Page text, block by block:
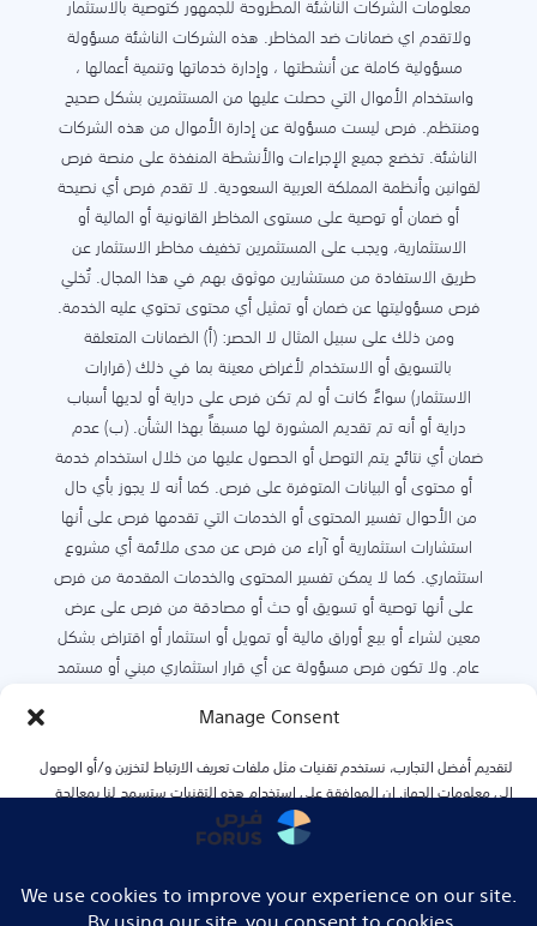
Manage Consent
لتقديم أفضل التجارب، نستخدم تقنيات مثل ملفات تعريف الارتباط لتخزين و/أو الوصول
إلى معلومات الجهاز. إن الموافقة على استخدام هذه التقنيات ستسمح لنا بمعالجة
البيانات مثل سلوك التصفح أو المعرّفات الفريدة على هذا الموقع. عدم الموافقة أو
سحب الموافقة قد يؤثر سلبًا على بعض الميزات والوظائف
Accept
معلومات الشركات الناشئة المطروحة للجمهور كتوصية بالاستثمار
ولاتقدم اي ضمانات ضد المخاطر. هذه الشركات الناشئة مسؤولة
مسؤولية كاملة عن أنشطتها ، وإدارة خدماتها وتنمية أعمالها ،
واستخدام الأموال التي حصلت عليها من المستثمرين بشكل صحيح
ومنتظم. فرص ليست مسؤولة عن إدارة الأموال من هذه الشركات
الناشئة. تخضع جميع الإجراءات والأنشطة المنفذة على منصة فرص
لقوانين وأنظمة المملكة العربية السعودية. لا تقدم فرص أي نصيحة
أو ضمان أو توصية على مستوى المخاطر القانونية أو المالية أو
الاستثمارية، ويجب على المستثمرين تخفيف مخاطر الاستثمار عن
طريق الاستفادة من مستشارين موثوق بهم في هذا المجال. تُخلي
فرص مسؤوليتها عن ضمان أو تمثيل أي محتوى تحتوي عليه الخدمة.
ومن ذلك على سبيل المثال لا الحصر: (أ) الضمانات المتعلقة
بالتسويق أو الاستخدام لأغراض معينة بما في ذلك (قرارات
الاستثمار) سواءً كانت أو لم تكن فرص على دراية أو لديها أسباب
دراية أو أنه تم تقديم المشورة لها مسبقاً بهذا الشأن. (ب) عدم
ضمان أي نتائج يتم التوصل أو الحصول عليها من خلال استخدام خدمة
أو محتوى أو البيانات المتوفرة على فرص. كما أنه لا يجوز بأي حال
من الأحوال تفسير المحتوى أو الخدمات التي تقدمها فرص على أنها
استشارات استثمارية أو آراء من فرص عن مدى ملائمة أي مشروع
استثماري. كما لا يمكن تفسير المحتوى والخدمات المقدمة من فرص
على أنها توصية أو تسويق أو حث أو مصادقة من فرص على عرض
معين لشراء أو بيع أوراق مالية أو تمويل أو استثمار أو اقتراض بشكل
عام. ولا تكون فرص مسؤولة عن أي قرار استثماري مبني أو مستمد
كما أن المحتوى المتوفر على فرص هو فقط لأغراض معلوماتية، ولا
يمكن العمل أو الاعتماد عليه وحده دون مشورة قانونيه أو تجارية.
وقد تم جمع الخدمات بناءً على أوضاع سابقة ولا ينبغي الاعتماد
عليها في التنبؤ بالأوضاع المستقبلية. فرص غير مسؤولة تماماً عن أي
خسائر تتعلق بالمحتوى أو الخدمات المقدمة على فرص والناتجة عن
أو غير مباشر بما في ذلك على سبيل المثال لا الحصر: خسارة أرباح أو